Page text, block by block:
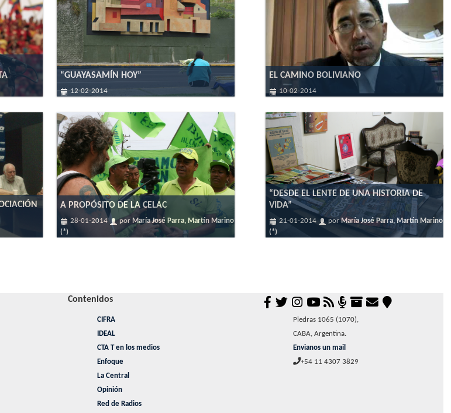
“GUAYASAMÍN HOY”
12-02-2014
EL CAMINO BOLIVIANO
10-02-2014
A PROPÓSITO DE LA CELAC
28-01-2014 por María José Parra, Martín Marino
(*)
“DESDE EL LENTE DE UNA HISTORIA DE
VIDA”
21-01-2014 porMaría José Parra, Martín Marino
(*)
Contenidos
CIFRA
IDEAL
CTA T en los medios
Enfoque
La Central
Opinión
Red de Radios
Piedras 1065 (1070),
CABA, Argentina.
Envianos un mail
+54 11 4307 3829